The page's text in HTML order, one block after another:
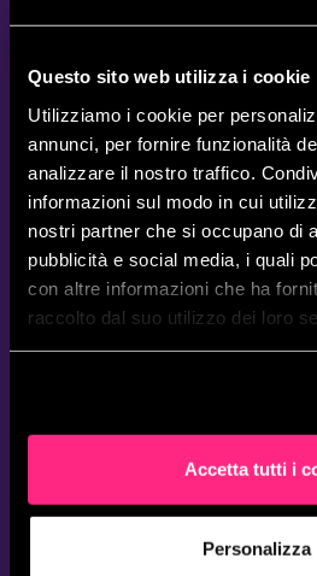
Questo sito web utilizza i cookie
Utilizziamo i cookie per
annunci, per fornire funzionalità
analizzare il nostro traffico.
informazioni sul modo in cui
nostri partner che si occupano di
pubblicità e social media, i quali
con altre informazioni che ha
raccolto dal suo utilizzo dei loro
Accetta tutti i
Personalizza
ingestion, data analytics e data
Grazie alla raccolta e all’analisi
all’utilizzo del Machine Learning,
automaticamente labelling dei
clienti in base alle loro
sia offline, che online e offrire
sempre pertinenti. Inoltre, può
sull’andamento dei prezzi sul
in base a gradimento del bene,
promozioni e altri parametri.
con beSharp, Q8 è passata a un
aderenti al programma di fedeltà.